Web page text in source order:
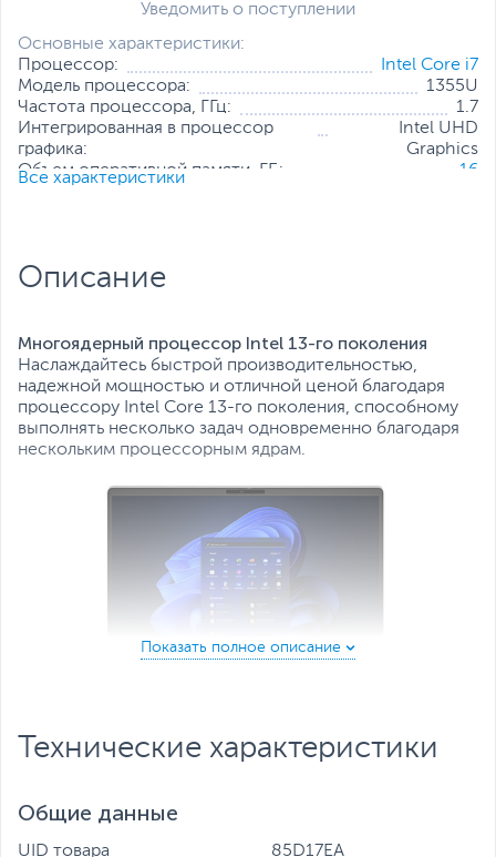
Основные характеристики:
Процессор:
Intel Core i7
Модель процессора:
1355U
Частота процессора, ГГц:
1.7
Интегрированная в процессор
графика:
Intel UHD
Graphics
Объем оперативной памяти, ГБ:
16
Диагональ экрана, дюйм:
Все характеристики
Все характеристики
Уведомить о поступлении
Описание
Многоядерный процессор Intel 13-го поколения
Наслаждайтесь быстрой производительностью,
надежной мощностью и отличной ценой благодаря
процессору Intel Core 13-го поколения, способному
выполнять несколько задач одновременно благодаря
нескольким процессорным ядрам.
Портативность вашего ПК и надежность быстрого
Технические характеристики
Общие данные
UID товара 85D17EA